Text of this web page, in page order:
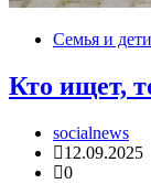
Семья и дети
Кто ищет,
socialnews
12.09.2025
0